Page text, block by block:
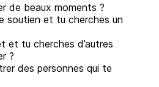
de beaux moments ?
soutien et tu cherches un
et tu cherches d’autres
?
des personnes qui te